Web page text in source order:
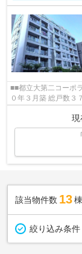
■■都立大第二コーポラス■■ 東急東横線『都立大学』駅より
０年３月築 総戸数３７戸 人気の都立大学エリア！！ 駅徒歩６分と好立地、
現
該当物件数 13棟
絞り込み条件